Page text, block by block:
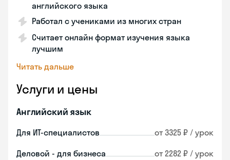
английского языка
Работал с учениками из многих стран
Считает онлайн формат изучения языка
лучшим
Читать дальше
Услуги и цены
Английский язык
Для ИТ-специалистов от 3325 ₽ / урок
Деловой - для бизнеса от 2282 ₽ / урок